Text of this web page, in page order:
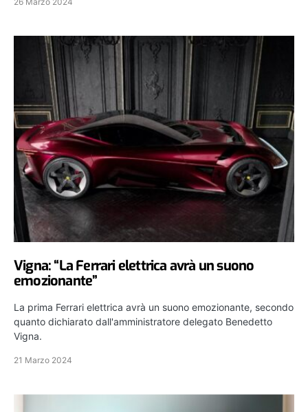
Vigna: “La Ferrari elettrica avrà un suono
emozionante”
La prima Ferrari elettrica avrà un suono emozionante, secondo
quanto dichiarato dall'amministratore delegato Benedetto
Vigna.
21 Marzo 2024